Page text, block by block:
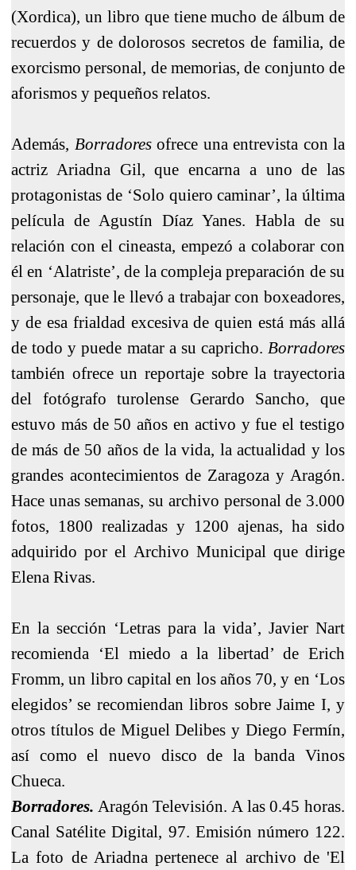
(Xordica), un libro que tiene mucho de álbum de
recuerdos y de dolorosos secretos de familia, de
exorcismo personal, de memorias, de conjunto de
aforismos y pequeños relatos.
Además, Borradoresofrece una entrevista con la
actriz Ariadna Gil, que encarna a uno de las
protagonistas de ‘Solo quiero caminar’, la última
película de Agustín Díaz Yanes. Habla de su
relación con el cineasta, empezó a colaborar con
él en ‘Alatriste’, de la compleja preparación de su
personaje, que le llevó a trabajar con boxeadores,
y de esa frialdad excesiva de quien está más allá
de todo y puede matar a su capricho. Borradores
también ofrece un reportaje sobre la trayectoria
del fotógrafo turolense Gerardo Sancho, que
estuvo más de 50 años en activo y fue el testigo
de más de 50 años de la vida, la actualidad y los
grandes acontecimientos de Zaragoza y Aragón.
Hace unas semanas, su archivo personal de 3.000
fotos, 1800 realizadas y 1200 ajenas, ha sido
adquirido por el Archivo Municipal que dirige
Elena Rivas.
En la sección ‘Letras para la vida’, Javier Nart
recomienda ‘El miedo a la libertad’ de Erich
Fromm, un libro capital en los años 70, y en ‘Los
elegidos’ se recomiendan libros sobre Jaime I, y
otros títulos de Miguel Delibes y Diego Fermín,
así como el nuevo disco de la banda Vinos
Chueca.
Borradores. Aragón Televisión. A las 0.45 horas.
Canal Satélite Digital, 97. Emisión número 122.
La foto de Ariadna pertenece al archivo de 'El